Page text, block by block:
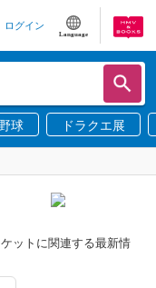
ログイン
Language
球 ドラクエ展
ットに関連する最新情